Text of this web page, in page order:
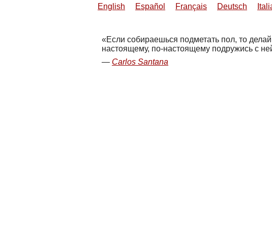
English Español Français Deutsch
Если собираешься подметать пол, то
настоящему, по-настоящему подружись с
Carlos Santana